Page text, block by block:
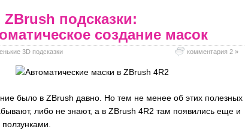
ZBrush подсказки:
создание масок
3D подсказки комментария 2 »
было в ZBrush давно. Но тем не менее об этих полезных
либо не знают, а в ZBrush 4R2 там появились еще и